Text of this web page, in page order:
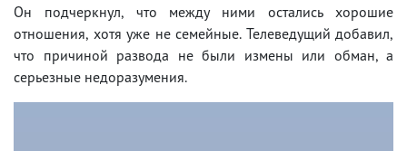
Он подчеркнул, что между ними остались хорошие
отношения, хотя уже не семейные. Телеведущий добавил,
что причиной развода не были измены или обман, а
серьезные недоразумения.